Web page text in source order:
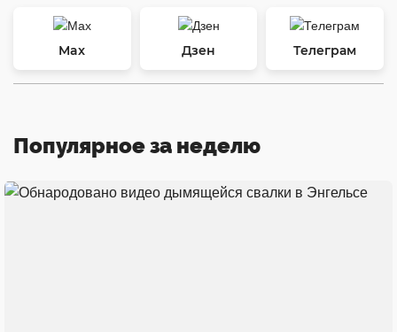
Max Дзен Телеграм
Популярное за неделю